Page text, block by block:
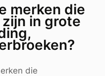
merken die
in grote
die